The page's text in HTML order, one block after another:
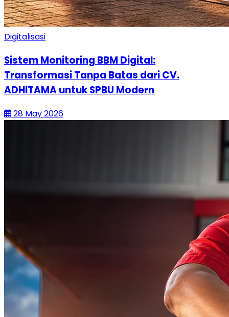
Digitalisasi
Sistem Monitoring BBM Digital:
Transformasi Tanpa Batas dari CV.
ADHITAMA untuk SPBU Modern
28 May 2026